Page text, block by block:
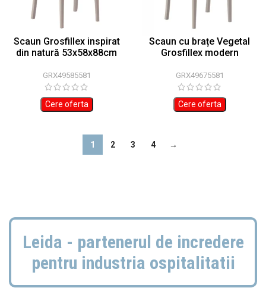
Scaun Grosfillex inspirat
din natură 53x58x88cm
GRX49585581
Cere oferta
Scaun cu brațe Vegetal
Grosfillex modern
GRX49675581
Cere oferta
1 2 3 4 →
Leida - partenerul de incredere
pentru industria ospitalitatii